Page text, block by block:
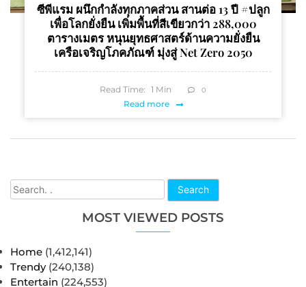
Search
MOST VIEWED POSTS
Home (1,412,141)
Trendy (240,138)
Entertain (224,553)
ซีพีแรม ผนึกกำลังทุกภาคส่วน สานต่อ 13 ปี #ปลูก
เพื่อโลกยั่งยืน เพิ่มพื้นที่สีเขียวกว่า 288,000
ตารางเมตร หนุนยุทธศาสตร์ด้านความยั่งยืน
เครือเจริญโภคภัณฑ์ มุ่งสู่ Net Zero 2050
Read Time: 1 Min 0
Read more